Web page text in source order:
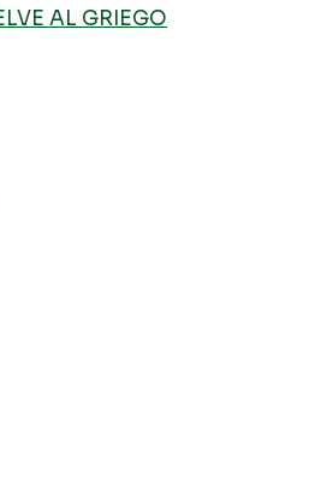
AL GRIEGO